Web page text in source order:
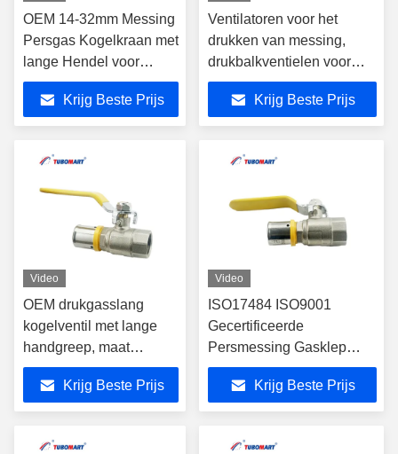
OEM 14-32mm Messing
Persgas Kogelkraan met
lange Hendel voor
Meerlagen PEX AL PEX
Leidingen voor
Gasgebruik
Krijg Beste Prijs
Ventilatoren voor het
drukken van messing,
drukbalkventielen voor
meerlagige Pex-Al-Pex-
buizen Gesmeed proces
ISO17484 ISO9001
gasstroomregeling
Krijg Beste Prijs
Video
OEM drukgasslang
kogelventil met lange
handgreep, maat
S16X10, geschikt voor
PAP-meerlaagse
gasleidingen.
Krijg Beste Prijs
Video
ISO17484 ISO9001
Gecertificeerde
Persmessing Gasklep
Gesmeed Proces Geschikt
voor Water Gas Controle
Toepassingen voor PAP
Krijg Beste Prijs